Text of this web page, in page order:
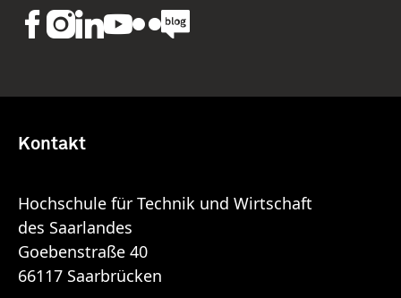
Kontakt
Hochschule für Technik und Wirtschaft
des Saarlandes
Goebenstraße 40
66117 Saarbrücken